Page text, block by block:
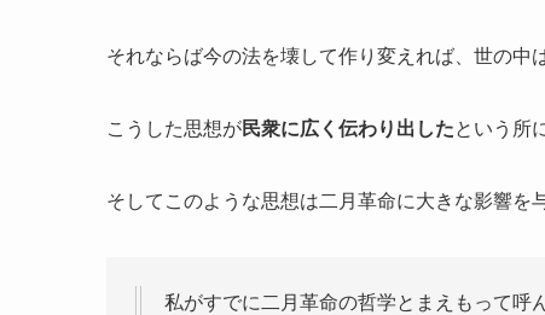
それならば今の法を壊して作り変えれば、世の中
こうした思想が民衆に広く伝わり出したという所
そしてこのような思想は二月革命に大きな影響を
私がすでに二月革命の哲学とまえもって呼